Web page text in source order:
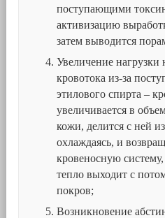
поступающими
активизацию
затем выводится
Увеличение нагрузки
кровотока из-за
этилового спирта –
увеличивается в
кожи, делится с ней
охлаждаясь, и
кровеносную
тепло выходит с
покров;
Возникновение